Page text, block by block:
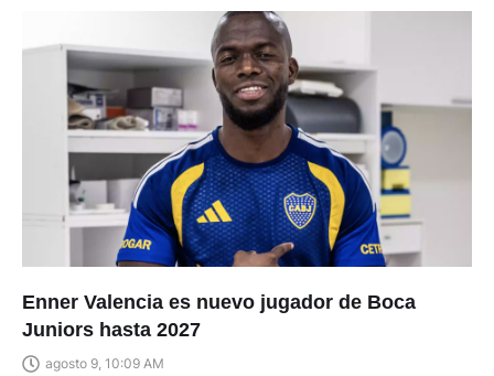
Enner Valencia es nuevo jugador de Boca
Juniors hasta 2027
agosto 9, 10:09 AM